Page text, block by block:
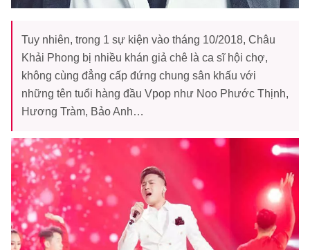
Tuy nhiên, trong 1 sự kiện vào tháng 10/2018, Châu
Khải Phong bị nhiều khán giả chê là ca sĩ hội chợ,
không cùng đẳng cấp đứng chung sân khấu với
những tên tuổi hàng đầu Vpop như Noo Phước Thịnh,
Hương Tràm, Bảo Anh…